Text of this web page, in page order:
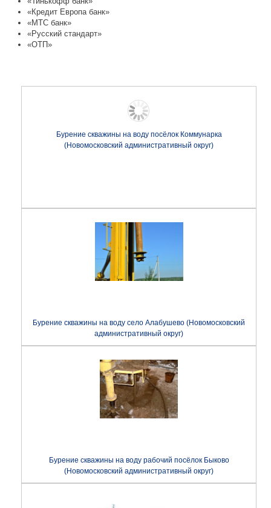
«Кредит Европа банк»
«МТС банк»
«Русский стандарт»
«ОТП»
Бурение скважины на воду посёлок Коммунарка
(Новомосковский административный округ)
Бурение скважины на воду село Алабушево (Новомосковский
административный округ)
Бурение скважины на воду рабочий посёлок Быково
(Новомосковский административный округ)